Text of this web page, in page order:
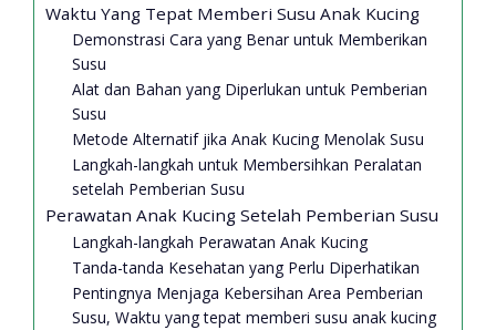
Waktu Yang Tepat Memberi Susu Anak Kucing
Demonstrasi Cara yang Benar untuk Memberikan
Susu
Alat dan Bahan yang Diperlukan untuk Pemberian
Susu
Metode Alternatif jika Anak Kucing Menolak Susu
Langkah-langkah untuk Membersihkan Peralatan
setelah Pemberian Susu
Perawatan Anak Kucing Setelah Pemberian Susu
Langkah-langkah Perawatan Anak Kucing
Tanda-tanda Kesehatan yang Perlu Diperhatikan
Pentingnya Menjaga Kebersihan Area Pemberian
Susu, Waktu yang tepat memberi susu anak kucing